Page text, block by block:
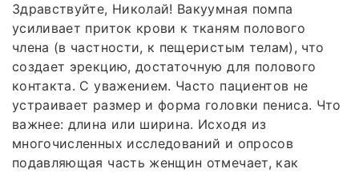
Здравствуйте, Николай! Вакуумная помпа
усиливает приток крови к тканям полового
члена (в частности, к пещеристым телам), что
создает эрекцию, достаточную для полового
контакта. С уважением. Часто пациентов не
устраивает размер и форма головки пениса. Что
важнее: длина или ширина. Исходя из
многочисленных исследований и опросов
подавляющая часть женщин отмечает, как